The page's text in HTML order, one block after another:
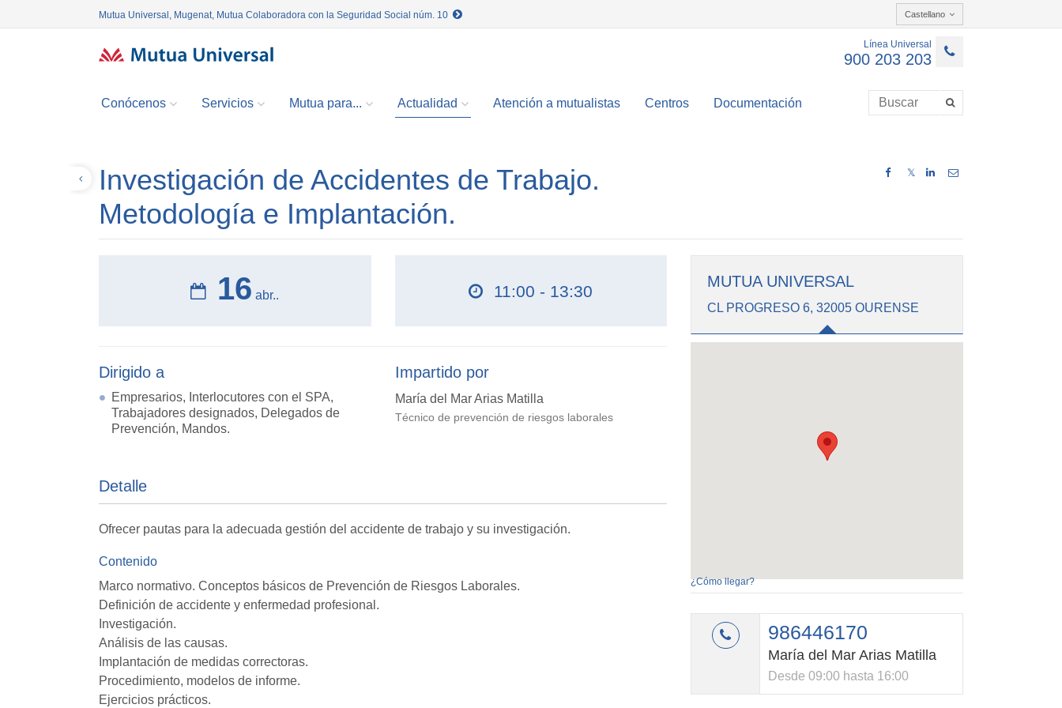
Mutua Universal, Mugenat, Mutua Colaboradora con la Seguridad Social núm. 10 Castellano
Línea Universal
900 203 203
Conócenos Servicios Mutua para... Actualidad Atención a mutualistas Centros Documentación
𝕏
Investigación de Accidentes de Trabajo.
Metodología e Implantación.
16 abr.. 11:00 - 13:30
Dirigido a
Empresarios, Interlocutores con el SPA,
Trabajadores designados, Delegados de
Prevención, Mandos.
Impartido por
María del Mar Arias Matilla
Técnico de prevención de riesgos laborales
Detalle
Ofrecer pautas para la adecuada gestión del accidente de trabajo y su investigación.
Contenido
Marco normativo. Conceptos básicos de Prevención de Riesgos Laborales.
Definición de accidente y enfermedad profesional.
Investigación.
Análisis de las causas.
Implantación de medidas correctoras.
Procedimiento, modelos de informe.
Ejercicios prácticos.
MUTUA UNIVERSAL
CL PROGRESO 6, 32005 OURENSE
¿Cómo llegar?
986446170
María del Mar Arias Matilla
Desde 09:00 hasta 16:00